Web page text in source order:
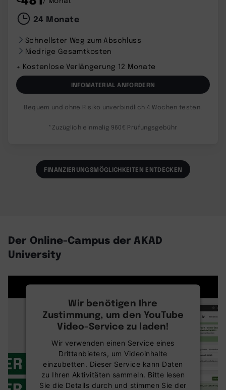
24 Monate
Schnellster Weg zum Abschluss
Niedrige Gesamtkosten
+ Kostenlose Verlängerung 12 Monate
INFOMATERIAL ANFORDERN
Bequem und ohne Risiko unverbindlich 4 Wochen testen.
*Zuzüglich einmalig 960€ Prüfungsgebühr
FINANZIERUNGSMÖGLICHKEITEN ENTDECKEN
Wir benötigen Ihre
Zustimmung, um den YouTube
Video-Service zu laden!
Wir verwenden einen Service eines
Drittanbieters, um Videoinhalte
einzubetten. Dieser Service kann Daten
zu Ihren Aktivitäten sammeln. Bitte lesen
Sie die Details durch und stimmen Sie der
Der Online-Campus der AKAD
University